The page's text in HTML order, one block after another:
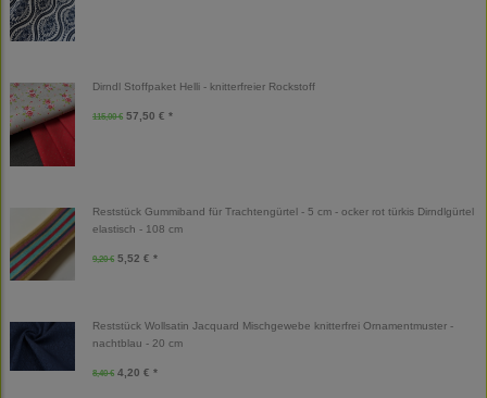
Dirndl Stoffpaket Helli - knitterfreier Rockstoff
115,00 € 57,50 € *
Reststück Gummiband für Trachtengürtel - 5 cm - ocker rot türkis Dirndlgürtel
elastisch - 108 cm
9,20 € 5,52 € *
Reststück Wollsatin Jacquard Mischgewebe knitterfrei Ornamentmuster -
nachtblau - 20 cm
8,40 € 4,20 € *